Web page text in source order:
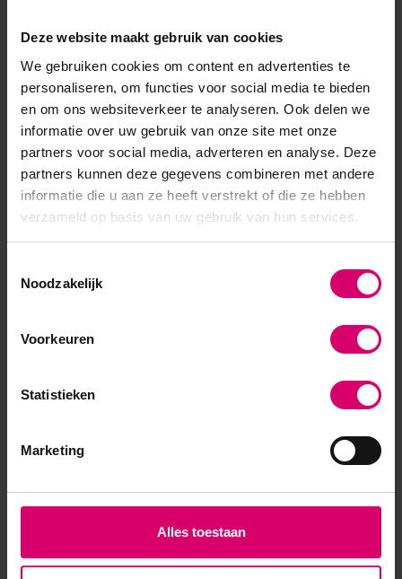
Deze website maakt gebruik van cookies
We gebruiken cookies om content en advertenties te
personaliseren, om functies voor social media te bieden
en om ons websiteverkeer te analyseren. Ook delen we
informatie over uw gebruik van onze site met onze
partners voor social media, adverteren en analyse. Deze
partners kunnen deze gegevens combineren met andere
informatie die u aan ze heeft verstrekt of die ze hebben
verzameld op basis van uw gebruik van hun services.
Noodzakelijk
Voorkeuren
Statistieken
Marketing
Alles toestaan
oefent en je trainingsmateriaal efficiënt wilt blijven
gebruiken. Je vervangt alleen het deel waarop je werkt en
kunt daardoor veel herhalingen doen zonder steeds opnieuw
een compleet oefensysteem te pakken.
Oefenmateriaal gebruiken voor gel,
acryl, BIAB en nail art
Oefenmateriaal is breed inzetbaar. Voor gel en BIAB is het
vooral waardevol om te trainen op
productverdeling,
verhouding tussen liquid en poeder beter te leren aanvoelen
droog wordt verwerkt.
Voor nail art geeft oefenmateriaal de ruimte om patronen,
penseelvoering en kleurcombinaties uit te testen zonder
tijdsdruk. Ook wanneer je nieuwe seizoenslooks wilt maken
of voorbeelden voor je salon wilt voorbereiden, is dit een